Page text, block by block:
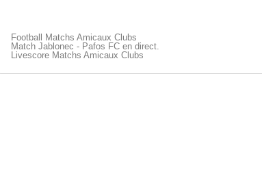
Football Matchs Amicaux Clubs
Match Jablonec - Pafos FC en direct.
Livescore Matchs Amicaux Clubs